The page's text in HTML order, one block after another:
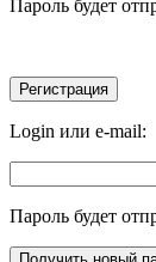
Пароль будет
Login или e-mail:
Пароль будет